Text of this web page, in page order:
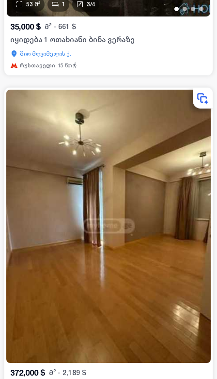
••••
53 მ² 1 3/4
35,000 $ მ² - 661 $
იყიდება 1 ოთახიანი ბინა ვერაზე
შიო მღვიმელის ქ.
რუსთაველი 15 წთ
372,000 $ მ² - 2,189 $